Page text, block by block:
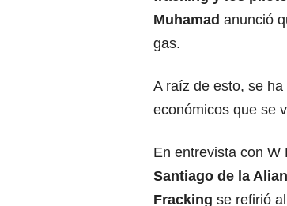
Muhamad anunció
gas.
A raíz de esto, se
económicos que se
En entrevista con W
Santiago de la
Fracking se refirió